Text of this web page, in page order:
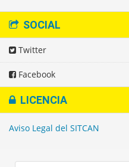
SOCIAL
Twitter
Facebook
LICENCIA
Aviso Legal del SITCAN